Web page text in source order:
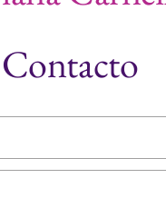
Contacto